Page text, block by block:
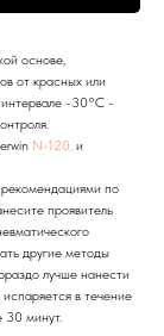
основе,
от красных или
интервале -30°С -
N-120, и
по
проявитель
другие методы
лучше нанести
в течение
30 минут.